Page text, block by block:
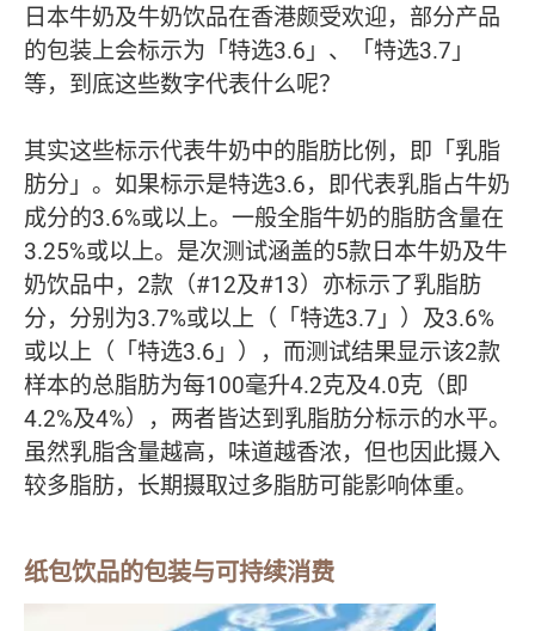
日本牛奶及牛奶饮品在香港颇受欢迎，部分产品
的包装上会标示为「特选3.6」、「特选3.7」
等，到底这些数字代表什么呢？
其实这些标示代表牛奶中的脂肪比例，即「乳脂
肪分」。如果标示是特选3.6，即代表乳脂占牛奶
成分的3.6%或以上。一般全脂牛奶的脂肪含量在
3.25%或以上。是次测试涵盖的5款日本牛奶及牛
奶饮品中，2款（#12及#13）亦标示了乳脂肪
分，分别为3.7%或以上（「特选3.7」）及3.6%
或以上（「特选3.6」），而测试结果显示该2款
样本的总脂肪为每100毫升4.2克及4.0克（即
4.2%及4%），两者皆达到乳脂肪分标示的水平。
虽然乳脂含量越高，味道越香浓，但也因此摄入
较多脂肪，长期摄取过多脂肪可能影响体重。
纸包饮品的包装与可持续消费